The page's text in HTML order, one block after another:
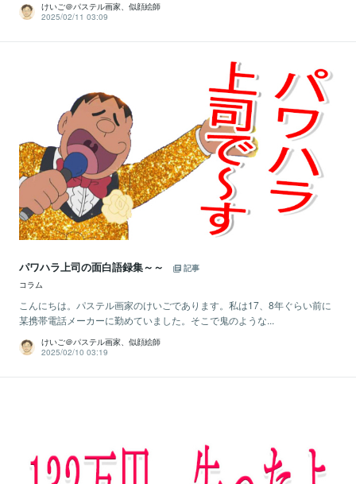
けいご＠パステル画家、似顔絵師
2025/02/11 03:09
パワハラ上司の面白語録集～～
記事
コラム
こんにちは。パステル画家のけいごであります。私は17、8年ぐらい前に
某携帯電話メーカーに勤めていました。そこで鬼のような...
けいご＠パステル画家、似顔絵師
2025/02/10 03:19